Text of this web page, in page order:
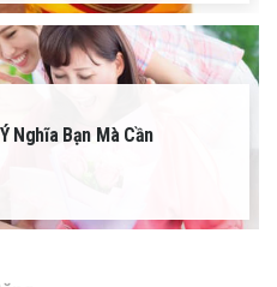
Nghĩa Bạn Mà Cần